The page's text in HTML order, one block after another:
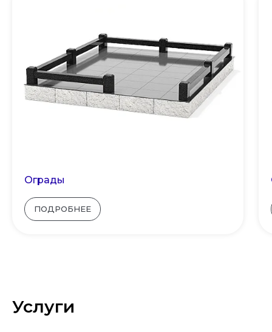
Ограды
ПОДРОБНЕЕ
Услуги